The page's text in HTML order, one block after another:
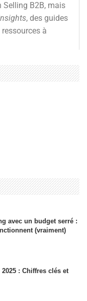
Selling B2B, mais
, des guides
à
avec un budget serré :
(vraiment)
: Chiffres clés et